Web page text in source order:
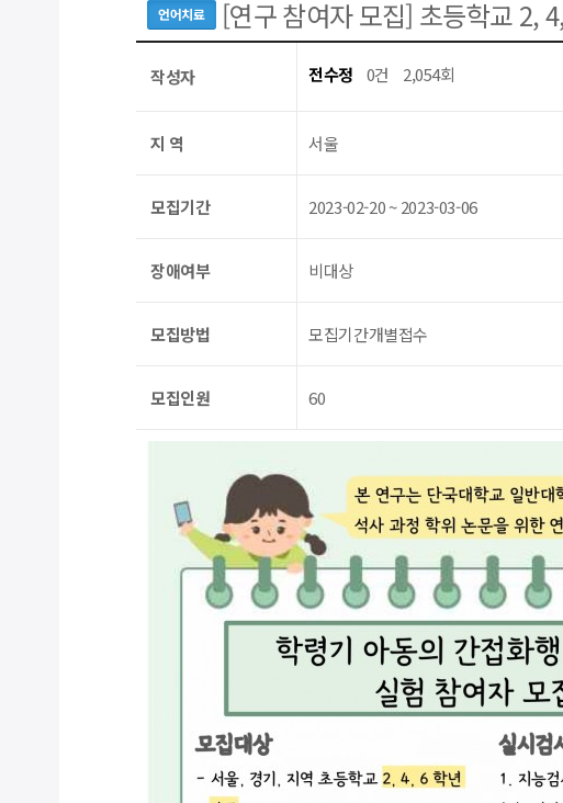
언어치료 [연구 참여자 모집] 초등학교 2,
작성자 전수정 0건 2,054회
지 역 서울
모집기간 2023-02-20 ~ 2023-03-06
장애여부 비대상
모집방법 모집기간개별접수
모집인원 60